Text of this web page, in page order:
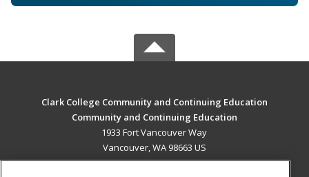
Clark College Community and Continuing Education
Community and Continuing Education
1933 Fort Vancouver Way
Vancouver, WA 98663 US